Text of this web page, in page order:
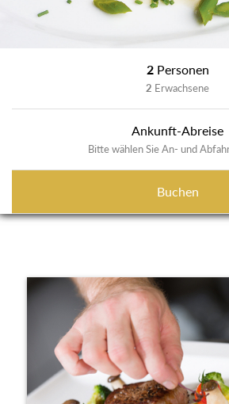
2 Personen
2 Erwachsene
Ankunft-Abreise
Bitte wählen Sie An- und
Buchen